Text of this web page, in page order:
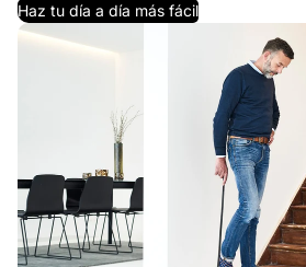
Haz tu día a día más fácil